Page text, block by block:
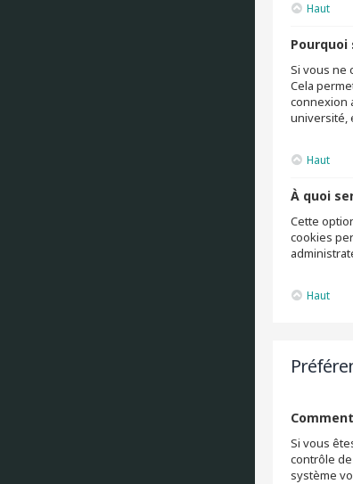
Haut
Si vous ne
Cela
connexion
université,
Haut
À quoi
Cette
cookies
Haut
Si vous
contrôle
système